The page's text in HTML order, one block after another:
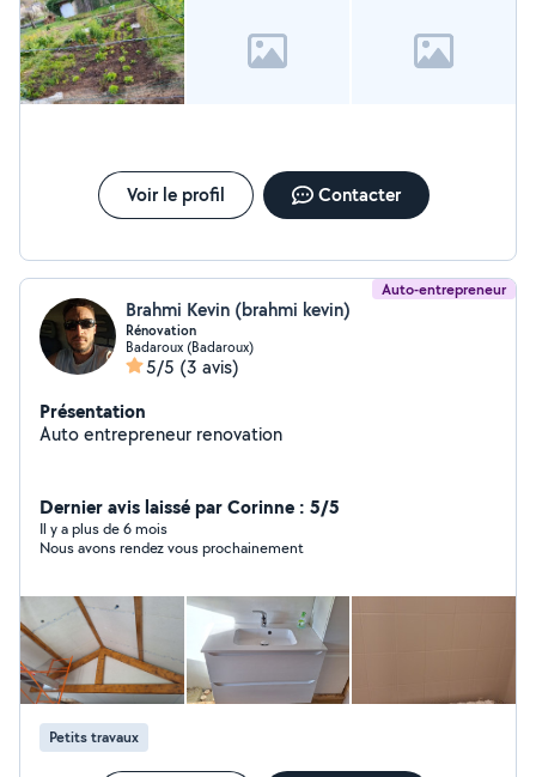
Voir le profil Contacter
Auto-entrepreneur
Brahmi Kevin (brahmi kevin)
Rénovation
Badaroux (Badaroux)
5/5 (3 avis)
Présentation
Auto entrepreneur renovation
Dernier avis laissé par Corinne : 5/5
Il y a plus de 6 mois
Nous avons rendez vous prochainement
Petits travaux